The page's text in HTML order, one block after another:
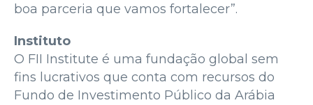
boa parceria que vamos fortalecer”.
Instituto
O FII Institute é uma fundação global sem
fins lucrativos que conta com recursos do
Fundo de Investimento Público da Arábia